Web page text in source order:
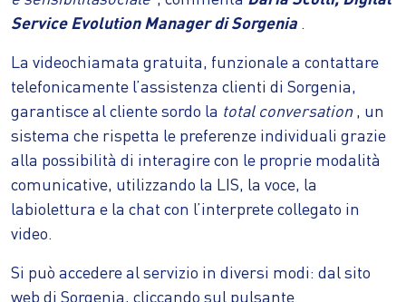
Service Evolution Manager di Sorgenia .
La videochiamata gratuita, funzionale a contattare
telefonicamente l’assistenza clienti di Sorgenia,
garantisce al cliente sordo la total conversation, un
sistema che rispetta le preferenze individuali grazie
alla possibilità di interagire con le proprie modalità
comunicative, utilizzando la LIS, la voce, la
labiolettura e la chat con l’interprete collegato in
video.
Si può accedere al servizio in diversi modi: dal sito
web di Sorgenia, cliccando sul pulsante